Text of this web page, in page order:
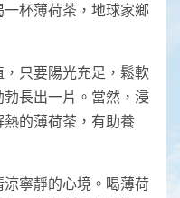
杯薄荷茶，地球家鄉
只要陽光充足，鬆軟
長出一片。當然，浸
的薄荷茶，有助養
寧靜的心境。喝薄荷